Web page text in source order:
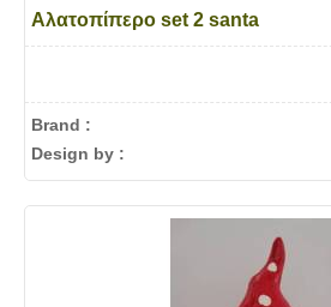
Αλατοπίπερο set 2 santa
Brand :
Design by :